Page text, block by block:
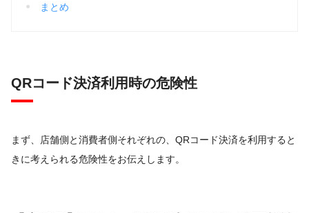
まとめ
QRコード決済利用時の危険性
まず、店舗側と消費者側それぞれの、QRコード決済を利用すると
きに考えられる危険性をお伝えします。